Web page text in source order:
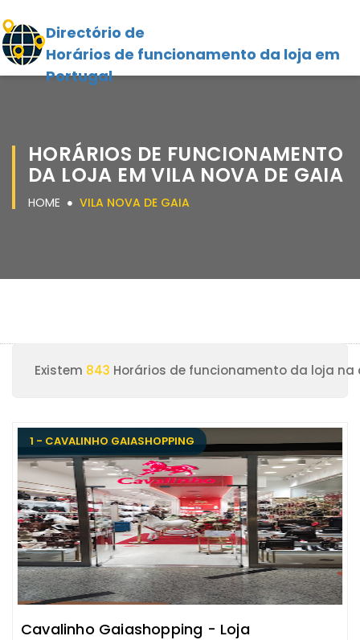
Directório de
Horários de funcionamento da loja em
Portugal
HORÁRIOS DE FUNCIONAMENTO
DA LOJA EM VILA NOVA DE GAIA
HOME VILA NOVA DE GAIA
Existem 843 Horários de funcionamento da loja na
1 - CAVALINHO GAIASHOPPING
Cavalinho Gaiashopping - Loja